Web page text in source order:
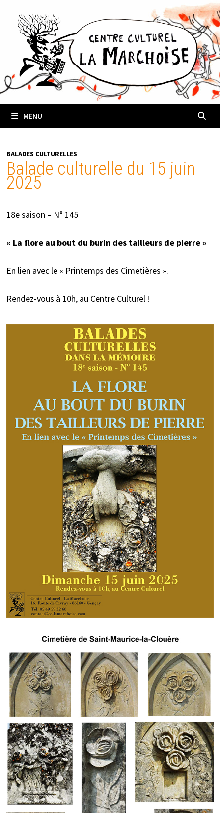
contenu
MENU
BALADES CULTURELLES
Balade culturelle du 15 juin
2025
18e saison – N° 145
« La flore au bout du burin des tailleurs de pierre »
En lien avec le « Printemps des Cimetières ».
Rendez-vous à 10h, au Centre Culturel !